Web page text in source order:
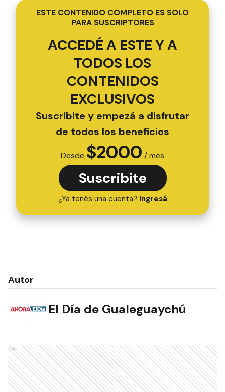
ESTE CONTENIDO COMPLETO ES SOLO
PARA SUSCRIPTORES
ACCEDÉ A ESTE Y A
TODOS LOS
CONTENIDOS
EXCLUSIVOS
Suscribite y empezá a disfrutar
de todos los beneficios
Desde $2000 / mes
Suscribite
¿Ya tenés una cuenta? Ingresá
Autor
El Día de Gualeguaychú
Ads